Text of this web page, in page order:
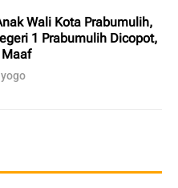
Wali Kota Prabumulih,
1 Prabumulih Dicopot,